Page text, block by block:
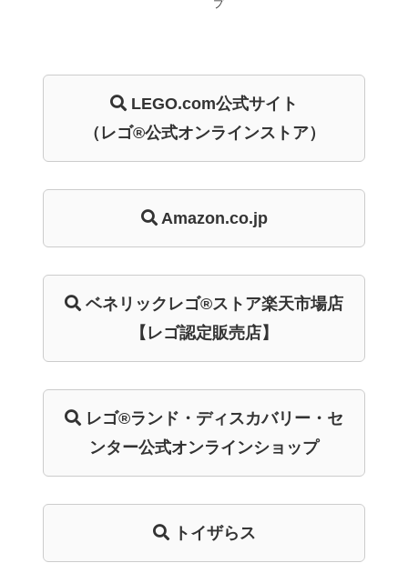
プ
LEGO.com公式サイト
（レゴ®公式オンラインストア）
Amazon.co.jp
ベネリック レゴ®ストア楽天市場店
【レゴ認定販売店】
レゴ®ランド・ ディスカバリー・ セ
ンター公式オンラインショップ
トイザらス